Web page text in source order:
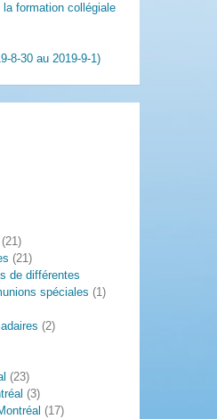
formation collégiale
8-30 au 2019-9-1)
(21)
(21)
de différentes
spéciales (1)
(2)
(23)
(3)
(17)